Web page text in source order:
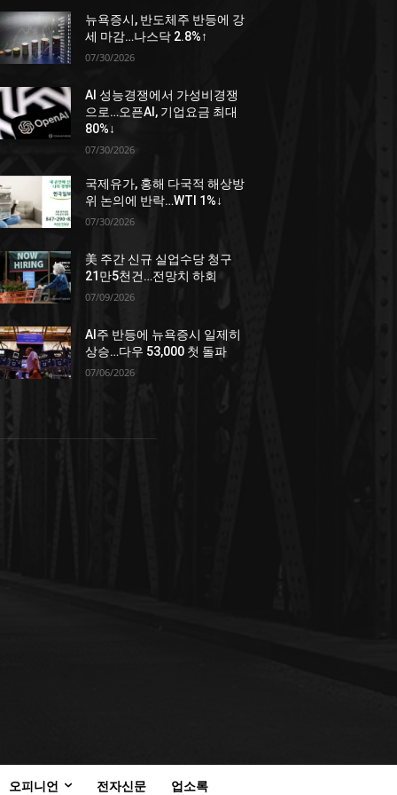
뉴욕증시, 반도체주 반등에 강
세 마감…나스닥 2.8%↑
07/30/2026
AI 성능경쟁에서 가성비경쟁
으로…오픈AI, 기업요금 최대
80%↓
07/30/2026
국제유가, 홍해 다국적 해상방
위 논의에 반락…WTI 1%↓
07/30/2026
美 주간 신규 실업수당 청구
21만5천건…전망치 하회
07/09/2026
AI주 반등에 뉴욕증시 일제히
상승…다우 53,000 첫 돌파
07/06/2026
오피니언 전자신문 업소록